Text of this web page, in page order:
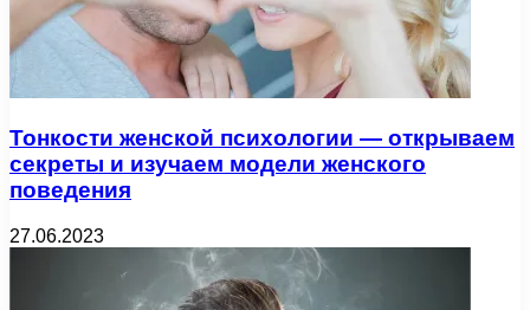
Тонкости женской психологии — открываем
секреты и изучаем модели женского
поведения
27.06.2023